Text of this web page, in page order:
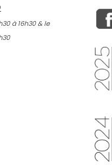
à 16h30 & le